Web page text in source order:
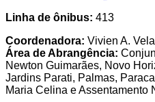
Linha de ônibus: 413
Coordenadora: Vivien A.
Área de Abrangência:
Newton Guimarães, Novo
Jardins Parati, Palmas,
Maria Celina e Assentamento